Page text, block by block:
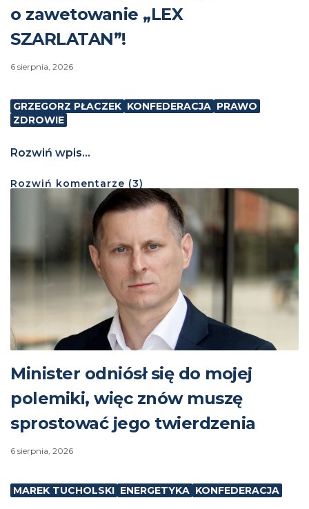
o zawetowanie „LEX
SZARLATAN”!
6 sierpnia, 2026
GRZEGORZ PŁACZEK KONFEDERACJA PRAWO
ZDROWIE
Rozwiń wpis...
Rozwiń komentarze (3)
Minister odniósł się do mojej
polemiki, więc znów muszę
sprostować jego twierdzenia
6 sierpnia, 2026
MAREK TUCHOLSKI ENERGETYKA KONFEDERACJA